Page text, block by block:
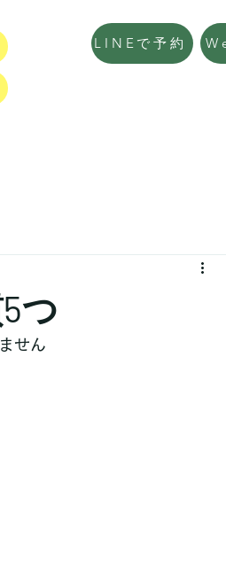
LINEで予約
つ
せん